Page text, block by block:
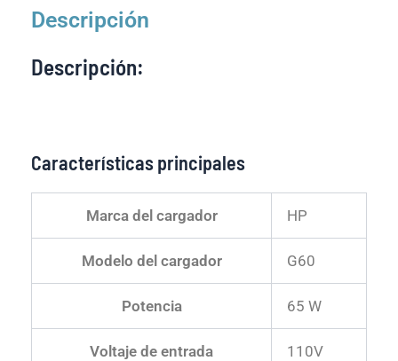
Descripción
Descripción:
Características principales
Marca del cargador HP
Modelo del cargador G60
Potencia 65 W
Voltaje de entrada 110V